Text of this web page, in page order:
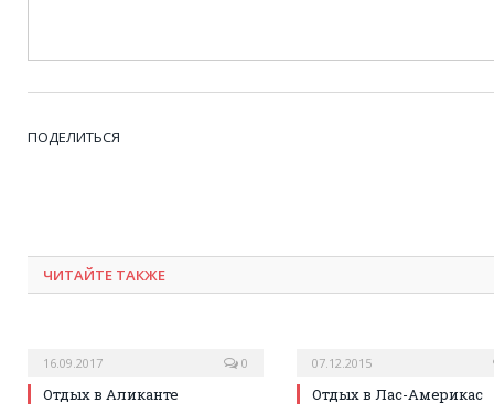
ПОДЕЛИТЬСЯ
ЧИТАЙТЕ ТАКЖЕ
16.09.2017 0
Отдых в Аликанте
07.12.2015
Отдых в Лас-Америкас